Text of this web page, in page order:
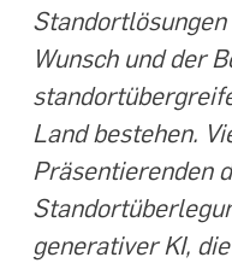
Wunsch und der
Land bestehen.
Präsentierenden
generativer KI,